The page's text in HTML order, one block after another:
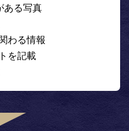
ある写真
わる情報
を記載